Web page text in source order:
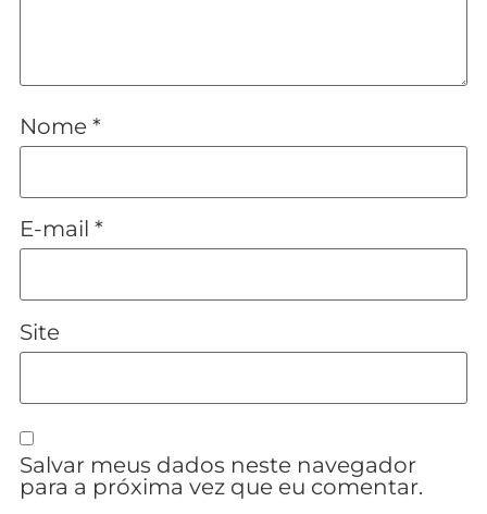
Nome *
E-mail *
Site
Salvar meus dados neste navegador
para a próxima vez que eu comentar.